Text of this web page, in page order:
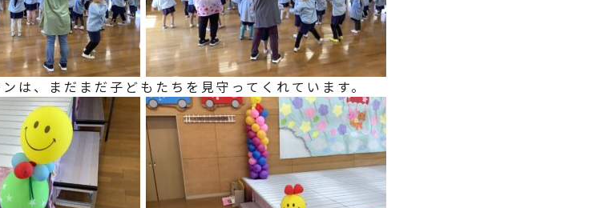
は、まだまだ子どもたちを見守ってくれています。